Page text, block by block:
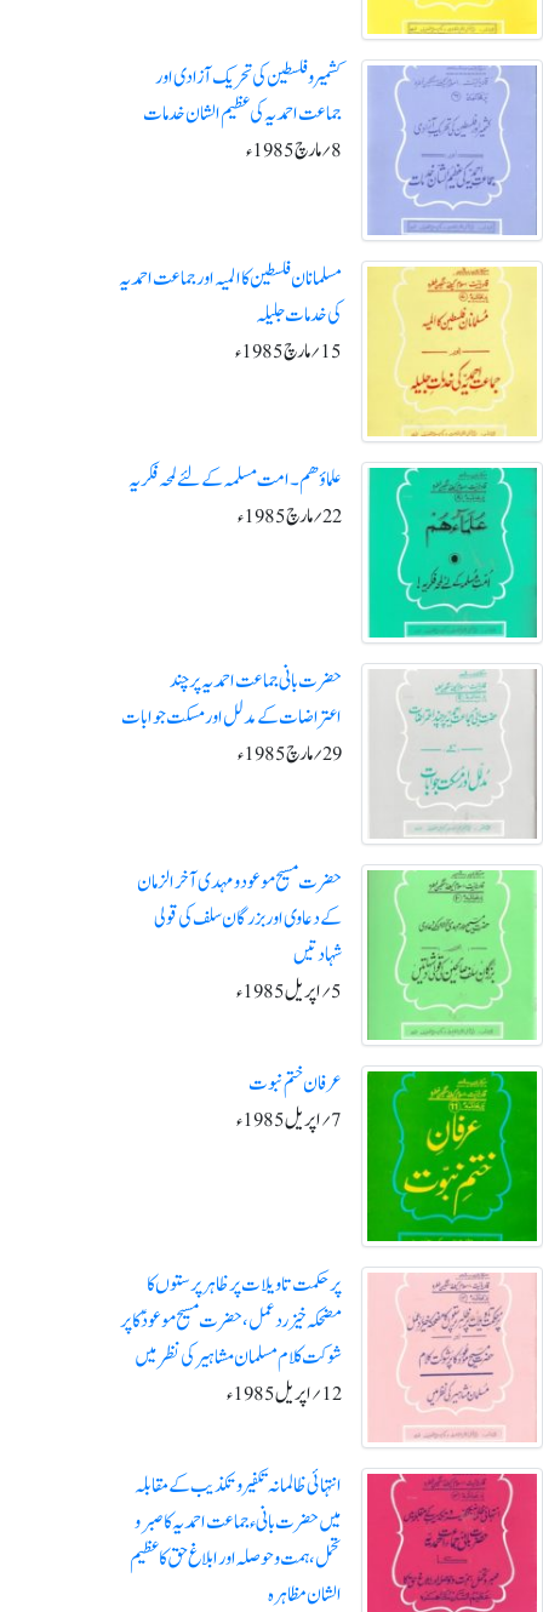
کشمیر و فلسطین کی تحریک آزادی اور
جماعت احمدیہ کی عظیم الشان خدمات
8؍مارچ1985ء
مسلمانان فلسطین کا المیہ اور جماعت احمدیہ
کی خدمات جلیلہ
15؍مارچ1985ء
علماؤھم ۔ امت مسلمہ کے لئے لمحہ فکریہ
22؍مارچ1985ء
حضرت بانی جماعت احمدیہ پر چند
اعتراضات کے مدلل اورمسکت جوابات
29؍ مارچ1985ء
حضرت مسیح موعود و مہدی آخرالزمان
کے دعاوی اور بزرگان سلف کی قولی
شہادتیں
5؍اپریل1985ء
عرفان ختم نبوت
7؍ اپریل 1985ء
پر حکمت تاویلات پرظاہر پرستوں کا
مضحکہ خیز رد عمل ، حضرت مسیح موعودؑ کاپر
شوکت کلام مسلمان مشاہیر کی نظر میں
12؍اپریل1985ء
انتہائی ظالمانہ تکفیرو تکذیب کے مقابلہ
میں حضرت بانی ء جماعت احمدیہ کا صبر و
تحمل ،ہمت و حوصلہ اور ابلاغ حق کا عظیم
الشان مظاہرہ